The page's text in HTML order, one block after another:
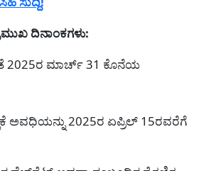
ದಿನಾಂಕಗಳು:
2025ರ ಮಾರ್ಚ್ 31 ಕೊನೆಯ
ಅವಧಿಯನ್ನು 2025ರ ಏಪ್ರಿಲ್ 15ರವರೆಗೆ